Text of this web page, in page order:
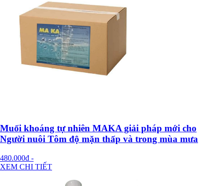
Muối khoáng tự nhiên MAKA giải pháp mới cho
Người nuôi Tôm độ mặn thấp và trong mùa mưa
480.000đ -
XEM CHI TIẾT